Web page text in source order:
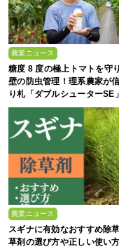
農業ニュース
糖度 8 度の極上トマトを守
壁の防虫管理！理系農家が
り札「ダブルシューターSE」
農業ニュース
スギナに有効なおすすめ除
草剤の選び方や正しい使い